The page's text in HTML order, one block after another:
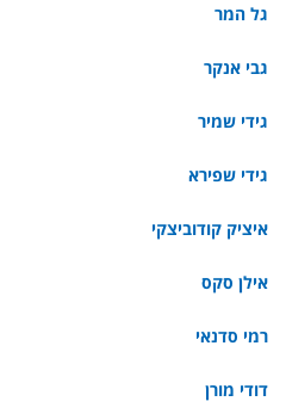
גל המר
גבי אנקר
גידי שמיר
גידי שפירא
איציק קודוביצקי
אילן סקס
רמי סדנאי
דודי מורן